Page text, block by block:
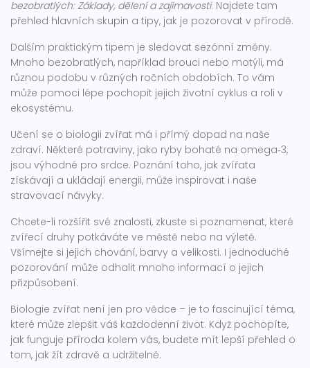
bezobratlých: Základy, dělení a zajímavosti. Najdete tam
přehled hlavních skupin a tipy, jak je pozorovat v přírodě.
Dalším praktickým tipem je sledovat sezónní změny.
Mnoho bezobratlých, například brouci nebo motýli, má
různou podobu v různých ročních obdobích. To vám
může pomoci lépe pochopit jejich životní cyklus a roli v
ekosystému.
Učení se o biologii zvířat má i přímý dopad na naše
zdraví. Některé potraviny, jako ryby bohaté na omega‑3,
jsou výhodné pro srdce. Poznání toho, jak zvířata
získávají a ukládají energii, může inspirovat i naše
stravovací návyky.
Chcete-li rozšířit své znalosti, zkuste si poznamenat, které
zvířecí druhy potkáváte ve městě nebo na výletě.
Všímejte si jejich chování, barvy a velikosti. I jednoduché
pozorování může odhalit mnoho informací o jejich
přizpůsobení.
Biologie zvířat není jen pro vědce – je to fascinující téma,
které může zlepšit váš každodenní život. Když pochopíte,
jak funguje příroda kolem vás, budete mít lepší přehled o
tom, jak žít zdravě a udržitelně.